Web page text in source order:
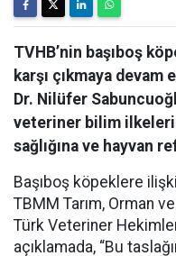
TVHB’nin başıboş
karşı çıkmaya
Dr. Nilüfer
veteriner bilim
sağlığına ve hayvan
Başıboş köpeklere
TBMM Tarım, Orman
Türk Veteriner
açıklamada, “Bu